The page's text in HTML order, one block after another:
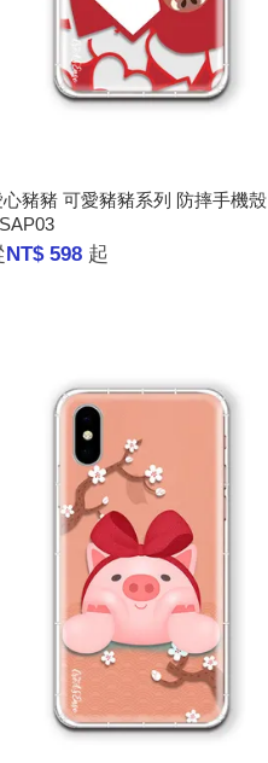
心豬豬 可愛豬豬系列 防摔手機殼
NT$ 598 起